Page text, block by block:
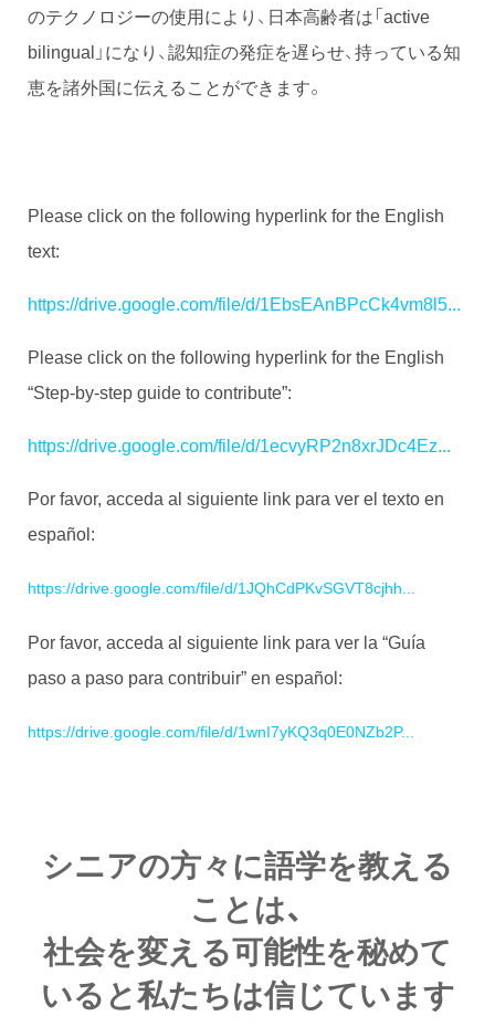
のテクノロジーの使用により、日本高齢者は「active
bilingual」になり、認知症の発症を遅らせ、持っている知
恵を諸外国に伝えることができます。
Please click on the following hyperlink for the English
text:
https://drive.google.com/file/d/1EbsEAnBPcCk4vm8l5...
Please click on the following hyperlink for the English
“Step-by-step guide to contribute”:
https://drive.google.com/file/d/1ecvyRP2n8xrJDc4Ez...
Por favor, acceda al siguiente link para ver el texto en
español:
https://drive.google.com/file/d/1JQhCdPKvSGVT8cjhh...
Por favor, acceda al siguiente link para ver la “Guía
paso a paso para contribuir” en español:
https://drive.google.com/file/d/1wnI7yKQ3q0E0NZb2P...
シニアの方々に語学を教える
ことは、
社会を変える可能性を秘めて
いると私たちは信じています